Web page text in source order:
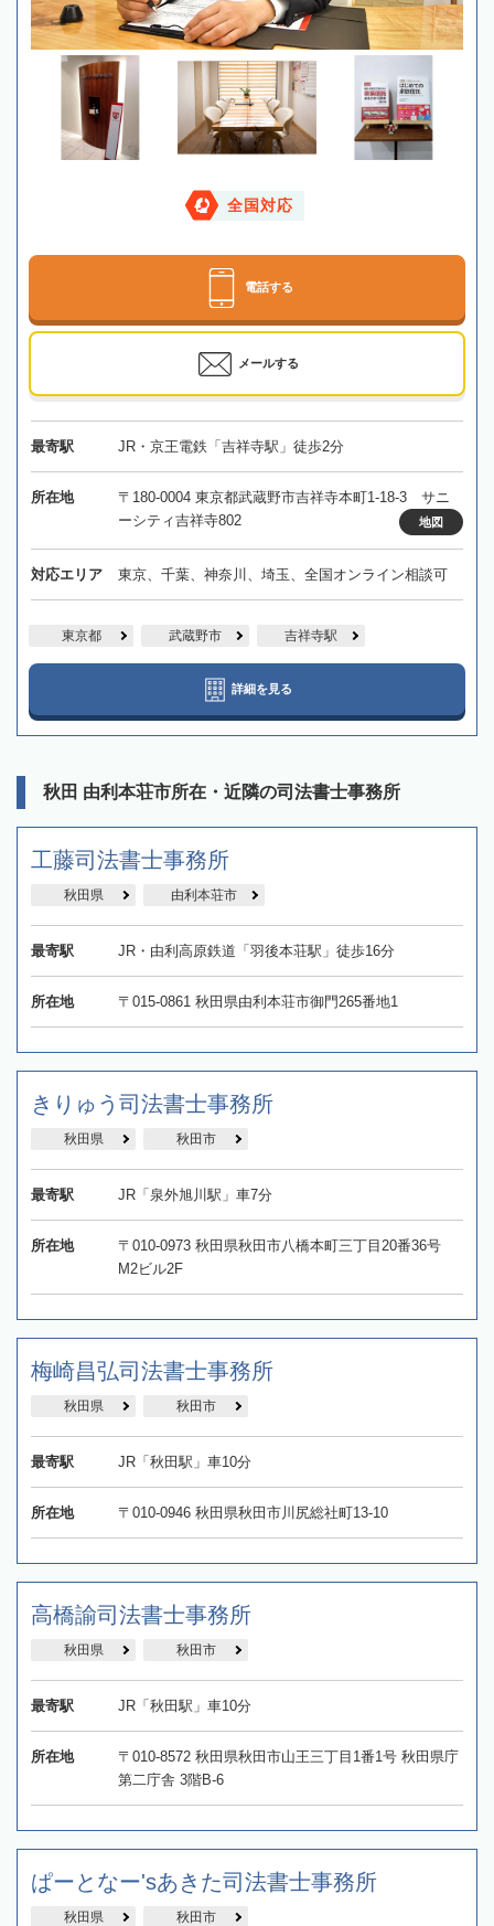
全国対応
電話する
メールする
最寄駅 JR・京王電鉄「吉祥寺駅」徒歩2分
所在地
〒180-0004 東京都武蔵野市吉祥寺本町1-18-3 サニ
ーシティ吉祥寺802
地図
対応エリア 東京、千葉、神奈川、埼玉、全国オンライン相談可
東京都 武蔵野市 吉祥寺駅
詳細を見る
秋田 由利本荘市所在・近隣の司法書士事務所
工藤司法書士事務所
秋田県 由利本荘市
最寄駅 JR・由利高原鉄道「羽後本荘駅」徒歩16分
所在地 〒015-0861 秋田県由利本荘市御門265番地1
きりゅう司法書士事務所
秋田県 秋田市
最寄駅 JR「泉外旭川駅」車7分
所在地
〒010-0973 秋田県秋田市八橋本町三丁目20番36号
M2ビル2F
梅崎昌弘司法書士事務所
秋田県 秋田市
最寄駅 JR「秋田駅」車10分
所在地 〒010-0946 秋田県秋田市川尻総社町13-10
高橋諭司法書士事務所
秋田県 秋田市
最寄駅 JR「秋田駅」車10分
所在地
〒010-8572 秋田県秋田市山王三丁目1番1号 秋田県庁
第二庁舎 3階B-6
ぱーとなー'sあきた司法書士事務所
秋田県 秋田市